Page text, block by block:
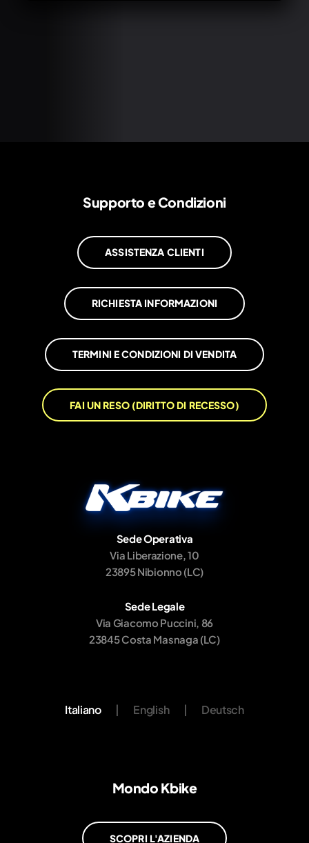
Supporto e Condizioni
ASSISTENZA CLIENTI
RICHIESTA INFORMAZIONI
TERMINI E CONDIZIONI DI VENDITA
FAI UN RESO (DIRITTO DI RECESSO)
Sede Operativa
Via Liberazione, 10
23895 Nibionno (LC)
Sede Legale
Via Giacomo Puccini, 86
23845 Costa Masnaga (LC)
Italiano | English | Deutsch
Mondo Kbike
SCOPRI L'AZIENDA